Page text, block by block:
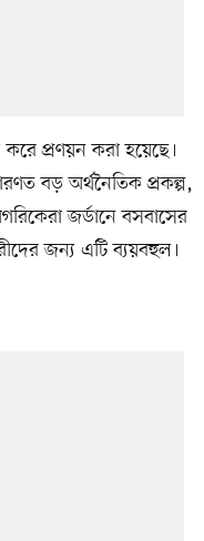
প্রণয়ন করা হয়েছে।
বড় অর্থনৈতিক প্রকল্প,
জর্ডানে বসবাসের
জন্য এটি ব্যয়বহুল।